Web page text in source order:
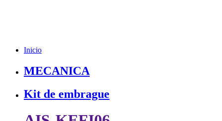
Inicio
MECANICA
Kit de embrague